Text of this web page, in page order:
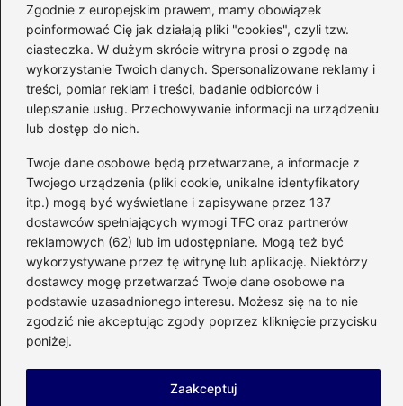
Zgodnie z europejskim prawem, mamy obowiązek
poinformować Cię jak działają pliki "cookies", czyli tzw.
ciasteczka. W dużym skrócie witryna prosi o zgodę na
wykorzystanie Twoich danych. Spersonalizowane reklamy i
treści, pomiar reklam i treści, badanie odbiorców i
ulepszanie usług. Przechowywanie informacji na urządzeniu
lub dostęp do nich.
Twoje dane osobowe będą przetwarzane, a informacje z
Twojego urządzenia (pliki cookie, unikalne identyfikatory
itp.) mogą być wyświetlane i zapisywane przez 137
dostawców spełniających wymogi TFC oraz partnerów
reklamowych (62) lub im udostępniane. Mogą też być
wykorzystywane przez tę witrynę lub aplikację. Niektórzy
dostawcy mogę przetwarzać Twoje dane osobowe na
podstawie uzasadnionego interesu. Możesz się na to nie
zgodzić nie akceptując zgody poprzez kliknięcie przycisku
poniżej.
Zaakceptuj
Efektywne metody na zabezpieczenie
budynków: preparat do iniekcji
fundamentów w praktyce
Jak skutecznie osiadać fundamenty – klucz
do stabilnej budowy
Jakie są przewidywania dotyczące kosztu
budowy metra kwadratowego domu w
2025 roku?
Jak zbudować dom krok po kroku:
kompletny poradnik dla każdego
przyszłego właściciela
Wybór idealnej zaprawy do murowania
komina systemowego – co warto wiedzieć?